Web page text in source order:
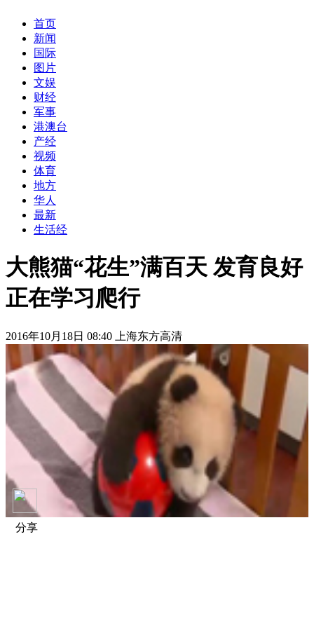
首页
新闻
国际
图片
文娱
财经
军事
港澳台
产经
视频
体育
地方
华人
最新
生活经
大熊猫“花生”满百天 发育良好
正在学习爬行
2016年10月18日 08:40 上海东方高清
分享